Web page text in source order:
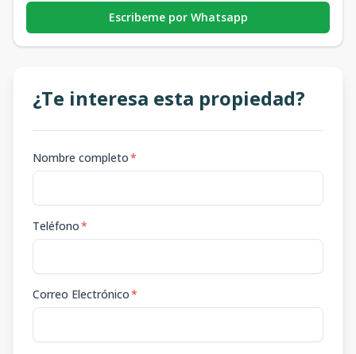
Escribeme por Whatsapp
¿Te interesa esta propiedad?
Nombre completo*
Teléfono*
Correo Electrónico*